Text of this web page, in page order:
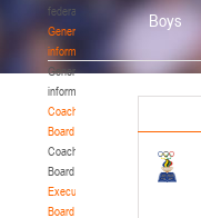
federation
General
information
General
information
Coaching
Board
Coaching
Board
Executive
Board
Boys